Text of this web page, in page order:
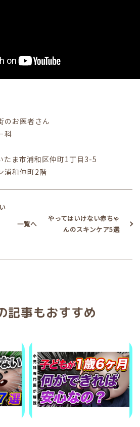
のお医者さん
科
ま市浦和区仲町1丁目3-5
浦和仲町2階
一覧へ
やってはいけない赤ちゃ
んのスキンケア5選
記事もおすすめ